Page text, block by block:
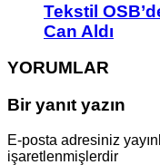
Tekstil
Can Aldı
YORUMLAR
Bir yanıt yazın
E-posta adresiniz
işaretlenmişlerdir